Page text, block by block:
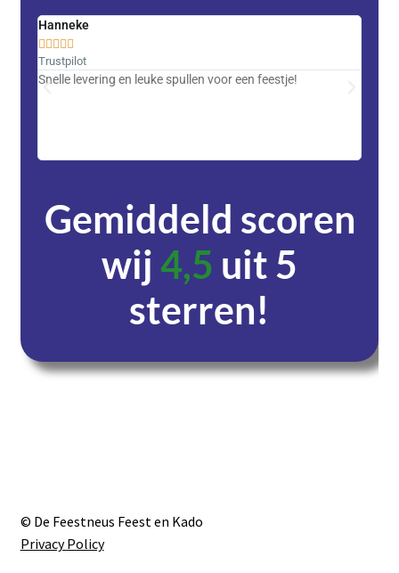
Hanneke
    
Trustpilot
Snelle levering en leuke spullen voor een feestje!
Gemiddeld scoren
wij4,5 uit 5
sterren!
© De Feestneus Feest en Kado
Privacy Policy